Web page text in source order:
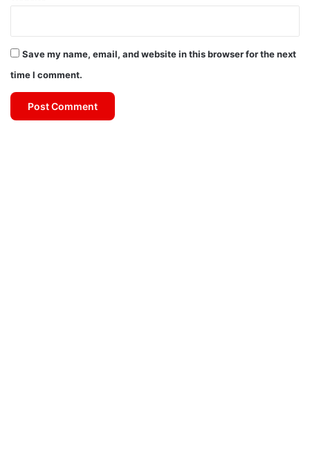
Save my name, email, and website in this browser for the next
time I comment.